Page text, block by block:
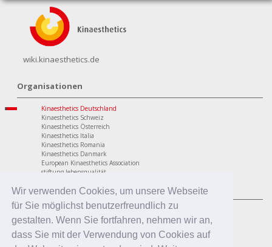
Wir verwenden Cookies, um unsere Webseite
für Sie möglichst benutzerfreundlich zu
gestalten. Wenn Sie fortfahren, nehmen wir an,
dass Sie mit der Verwendung von Cookies auf
wiki.kinaesthetics.de
Organisationen
Kinaesthetics Deutschland
Kinaesthetics Schweiz
Kinaesthetics Österreich
Kinaesthetics Italia
Kinaesthetics Romania
Kinaesthetics Danmark
European Kinaesthetics Association
stiftung lebensqualität
Programme
personaler Bereich
Kinaesthetics Lebensqualität im Alter
Kinaesthetics Gesundheit am Arbeitsplatz
Kinaesthetics Kreatives Lernen